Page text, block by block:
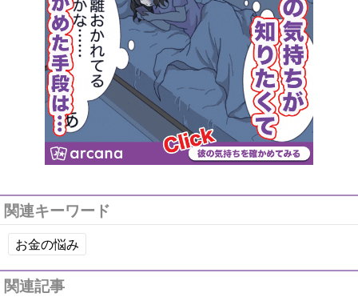
関連キーワード
お金の悩み
関連記事